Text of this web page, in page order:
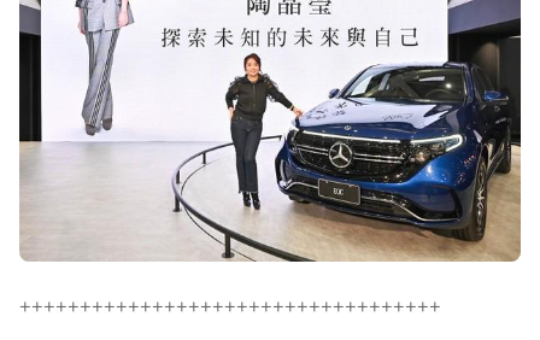
+++++++++++++++++++++++++++++++++++